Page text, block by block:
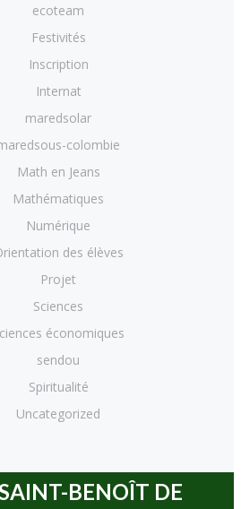
ecoteam
Festivités
Inscription
Internat
maredsolar
colombie
Math en Jeans
Mathématiques
Numérique
des élèves
Projet
Sciences
économiques
sendou
Spiritualité
Uncategorized
BENOÎT DE